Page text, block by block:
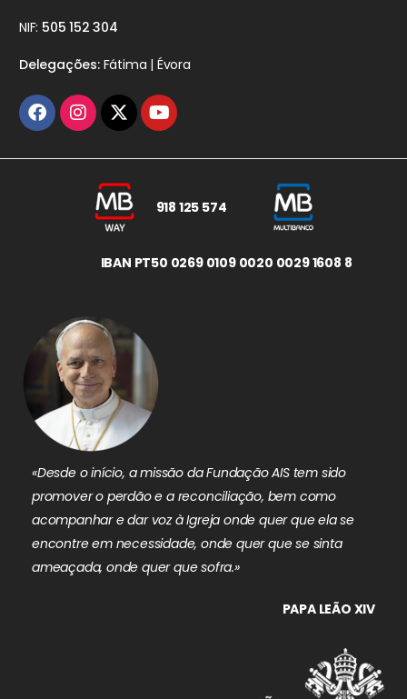
NIF: 505 152 304
Delegações:Fátima | Évora
918 125 574
IBAN PT50 0269 0109 0020 0029 1608 8
«Desde o início, a missão da Fundação AIS tem sido
promover o perdão e a reconciliação, bem como
acompanhar e dar voz à Igreja onde quer que ela se
encontre em necessidade, onde quer que se sinta
ameaçada, onde quer que sofra.»
PAPA LEÃO XIV